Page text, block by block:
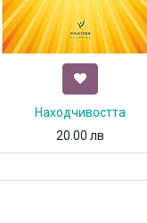
Находчивостта
20.00 лв